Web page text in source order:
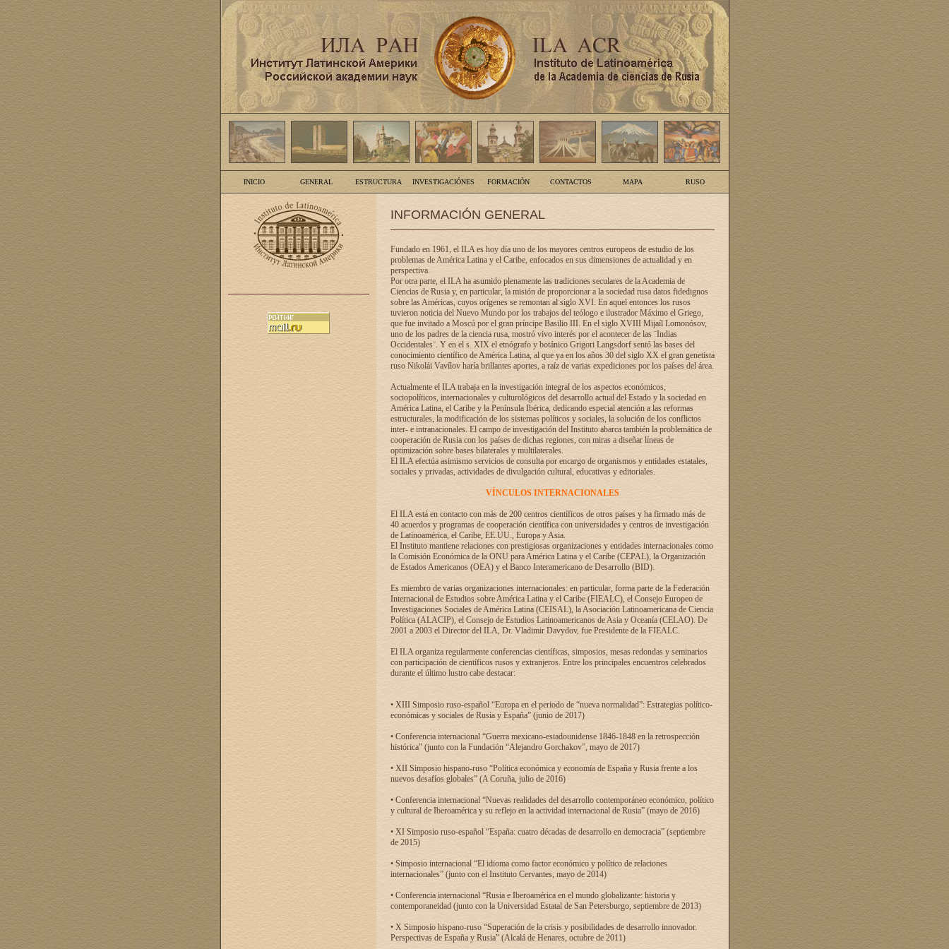
INICIO GENERAL ESTRUCTURA INVESTIGACIÓNES FORMACIÓN CONTACTOS MAPA RUSO
INFORMACIÓN GENERAL
Fundado en 1961, el ILA es hoy día uno de los mayores centros europeos de estudio de los
problemas de América Latina y el Caribe, enfocados en sus dimensiones de actualidad y en
perspectiva.
Por otra parte, el ILA ha asumido plenamente las tradiciones seculares de la Academia de
Ciencias de Rusia y, en particular, la misión de proporcionar a la sociedad rusa datos fidedignos
sobre las Américas, cuyos orígenes se remontan al siglo XVI. En aquel entonces los rusos
tuvieron noticia del Nuevo Mundo por los trabajos del teólogo e ilustrador Máximo el Griego,
que fue invitado a Moscú por el gran príncipe Basilio III. En el siglo XVIII Mijaíl Lomonósov,
uno de los padres de la ciencia rusa, mostró vivo interés por el acontecer de las ¨Indias
Occidentales¨. Y en el s. XIX el etnógrafo y botánico Grigori Langsdorf sentó las bases del
conocimiento científico de América Latina, al que ya en los años 30 del siglo XX el gran genetista
ruso Nikolái Vavílov haría brillantes aportes, a raíz de varias expediciones por los países del área.
Actualmente el ILA trabaja en la investigación integral de los aspectos económicos,
sociopolíticos, internacionales y culturológicos del desarrollo actual del Estado y la sociedad en
América Latina, el Caribe y la Península Ibérica, dedicando especial atención a las reformas
estructurales, la modificación de los sistemas políticos y sociales, la solución de los conflictos
inter- e intranacionales. El campo de investigación del Instituto abarca también la problemática de
cooperación de Rusia con los países de dichas regiones, con miras a diseñar líneas de
optimización sobre bases bilaterales y multilaterales.
El ILA efectúa asimismo servicios de consulta por encargo de organismos y entidades estatales,
sociales y privadas, actividades de divulgación cultural, educativas y editoriales.
VÍNCULOS INTERNACIONALES
El ILA está en contacto con más de 200 centros científicos de otros países y ha firmado más de
40 acuerdos y programas de cooperación científica con universidades y centros de investigación
de Latinoamérica, el Caribe, EE.UU., Europa y Asia.
El Instituto mantiene relaciones con prestigiosas organizaciones y entidades internacionales como
la Comisión Económica de la ONU para América Latina y el Caribe (CEPAL), la Organización
de Estados Americanos (OEA) y el Banco Interamericano de Desarrollo (BID).
Es miembro de varias organizaciones internacionales: en particular, forma parte de la Federación
Internacional de Estudios sobre América Latina y el Caribe (FIEALC), el Consejo Europeo de
Investigaciones Sociales de América Latina (CEISAL), la Asociación Latinoamericana de Ciencia
Política (ALACIP), el Consejo de Estudios Latinoamericanos de Asia y Oceanía (CELAO). De
2001 a 2003 el Director del ILA, Dr. Vladimir Davydov, fue Presidente de la FIEALC.
El ILA organiza regularmente conferencias científicas, simposios, mesas redondas y seminarios
con participación de científicos rusos y extranjeros. Entre los principales encuentros celebrados
durante el último lustro cabe destacar:
• XIII Simposio ruso-español “Europa en el periodo de “nueva normalidad”: Estrategias político-
económicas y sociales de Rusia y España” (junio de 2017)
• Conferencia internacional “Guerra mexicano-estadounidense 1846-1848 en la retrospección
histórica” (junto con la Fundación “Alejandro Gorchakov”, mayo de 2017)
• XII Simposio hispano-ruso “Política económica y economía de España y Rusia frente a los
nuevos desafíos globales” (A Coruña, julio de 2016)
• Conferencia internacional “Nuevas realidades del desarrollo contemporáneo económico, político
y cultural de Iberoamérica y su reflejo en la actividad internacional de Rusia” (mayo de 2016)
• XI Simposio ruso-español “España: cuatro décadas de desarrollo en democracia” (septiembre
de 2015)
• Simposio internacional “El idioma como factor económico y político de relaciones
internacionales” (junto con el Instituto Cervantes, mayo de 2014)
• Conferencia internacional “Rusia e Iberoamérica en el mundo globalizante: historia y
contemporaneidad (junto con la Universidad Estatal de San Petersburgo, septiembre de 2013)
• X Simposio hispano-ruso “Superación de la crisis y posibilidades de desarrollo innovador.
Perspectivas de España y Rusia” (Alcalá de Henares, octubre de 2011)